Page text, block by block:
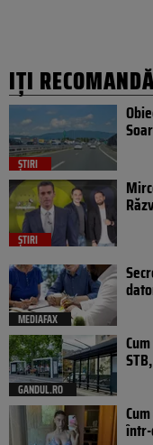
IȚI
ȘTIRI
ȘTIRI
MEDIAFAX
GANDUL.RO